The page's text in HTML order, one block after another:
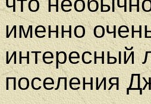
именно
интересный
поселения